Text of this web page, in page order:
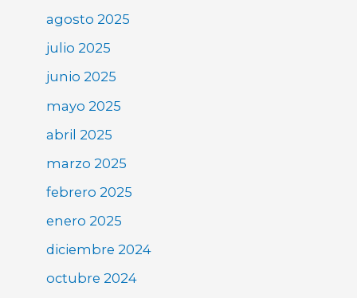
agosto 2025
julio 2025
junio 2025
mayo 2025
abril 2025
marzo 2025
febrero 2025
enero 2025
diciembre 2024
octubre 2024